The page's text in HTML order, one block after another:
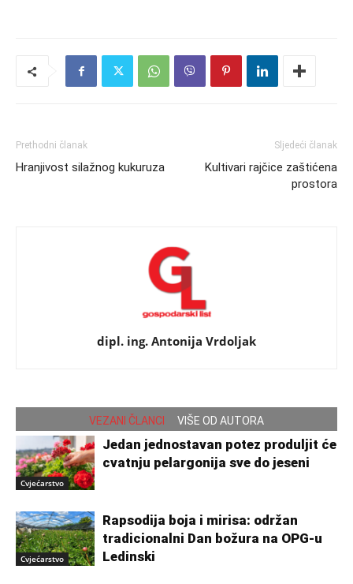
Prethodni članak
Hranjivost silažnog kukuruza
Sljedeći članak
Kultivari rajčice zaštićena
prostora
dipl. ing. Antonija Vrdoljak
VEZANI ČLANCI VIŠE OD AUTORA
Cvjećarstvo
Jedan jednostavan potez produljit će
cvatnju pelargonija sve do jeseni
Cvjećarstvo
Rapsodija boja i mirisa: održan
tradicionalni Dan božura na OPG-u
Ledinski